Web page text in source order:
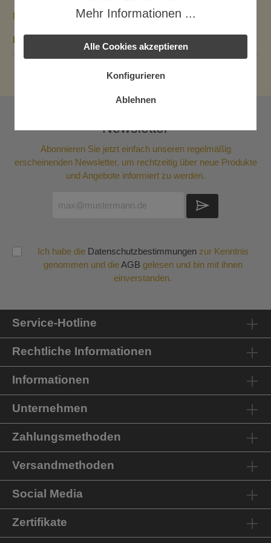
Nährwerte
Bewertungen
Newsletter
Abonnieren Sie jetzt einfach unseren regelmäßig
erscheinenden Newsletter, um rechtzeitig über neue Produkte
und Angebote informiert zu werden.
Ich habe die Datenschutzbestimmungenzur Kenntnis
genommen und dieAGB gelesen und bin mit ihnen
einverstanden.
Service-Hotline
Rechtliche Informationen
Informationen
Unternehmen
Zahlungsmethoden
Versandmethoden
Social Media
Zertifikate
Mehr Informationen ...
Alle Cookies akzeptieren
Konfigurieren
Ablehnen